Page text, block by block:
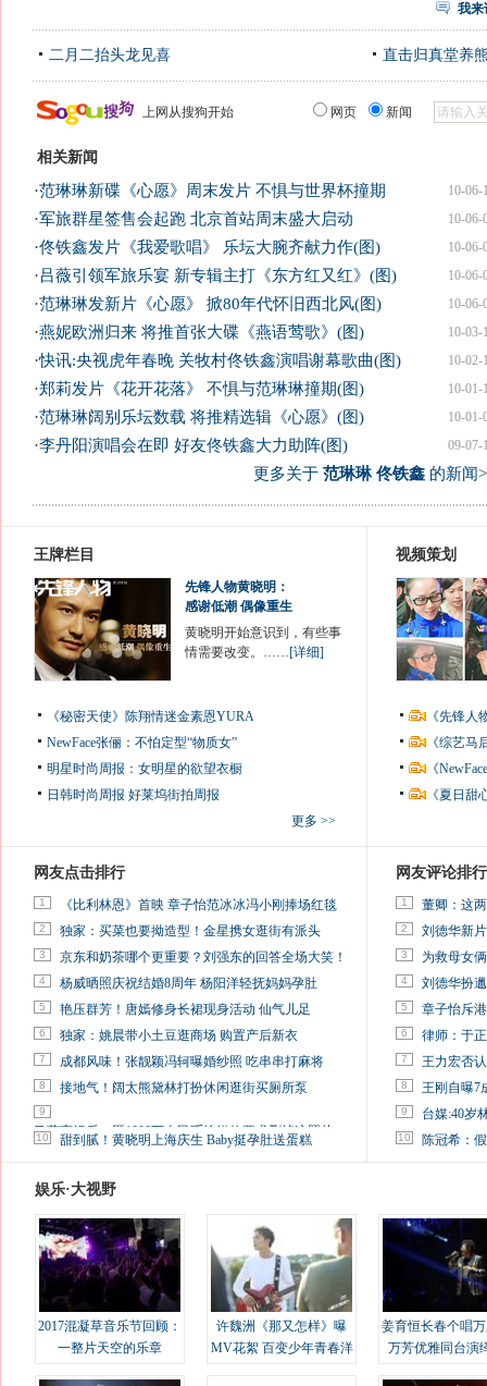
我来
二月二抬头龙见喜 直击归真堂养
上网从搜狗开始 网页 新闻
相关新闻
10-06-
·范琳琳新碟《心愿》周末发片 不惧与世界杯撞期
10-06-
·军旅群星签售会起跑 北京首站周末盛大启动
10-06-
·佟铁鑫发片《我爱歌唱》 乐坛大腕齐献力作(图)
10-06-
·吕薇引领军旅乐宴 新专辑主打《东方红又红》(图)
10-06-
·范琳琳发新片《心愿》 掀80年代怀旧西北风(图)
10-03-
·燕妮欧洲归来 将推首张大碟《燕语莺歌》(图)
10-02-
·快讯:央视虎年春晚 关牧村佟铁鑫演唱谢幕歌曲(图)
10-01-
·郑莉发片《花开花落》 不惧与范琳琳撞期(图)
10-01-
·范琳琳阔别乐坛数载 将推精选辑《心愿》(图)
09-07-
·李丹阳演唱会在即 好友佟铁鑫大力助阵(图)
更多关于 范琳琳 佟铁鑫的新闻
王牌栏目
先锋人物黄晓明：
感谢低潮 偶像重生
黄晓明开始意识到，有些事
情需要改变。……[详细]
《秘密天使》陈翔情迷金素恩YURA
NewFace张俪：不怕定型“物质女”
明星时尚周报：女明星的欲望衣橱
日韩时尚周报 好莱坞街拍周报
更多 >>
视频策划
《先锋
《综艺
《
《夏日
网友点击排行
1 《比利林恩》首映 章子怡范冰冰冯小刚捧场红毯
2 独家：买菜也要拗造型！金星携女逛街有派头
3 京东和奶茶哪个更重要？刘强东的回答全场大笑！
4 杨威晒照庆祝结婚8周年 杨阳洋轻抚妈妈孕肚
5 艳压群芳！唐嫣修身长裙现身活动 仙气儿足
6 独家：姚晨带小土豆逛商场 购置产后新衣
7 成都风味！张靓颖冯轲曝婚纱照 吃串串打麻将
8 接地气！阔太熊黛林打扮休闲逛街买厕所泵
9
马蓉离婚后，砸1000万人民币给媒体要求删掉这照片
10 甜到腻！黄晓明上海庆生 Baby挺孕肚送蛋糕
网友评论排行
1 董卿：这
2 刘德华新
3 为救母女
4 刘德华扮
5 章子怡斥
6 律师：于
7 王力宏否
8 王刚自曝7
9 台媒:40岁
10 陈冠希：
娱乐·大视野
2017混凝草音乐节回顾：
一整片天空的乐章
许魏洲《那又怎样》曝
MV花絮 百变少年青春洋
姜育恒长春个唱
万芳优雅同台演